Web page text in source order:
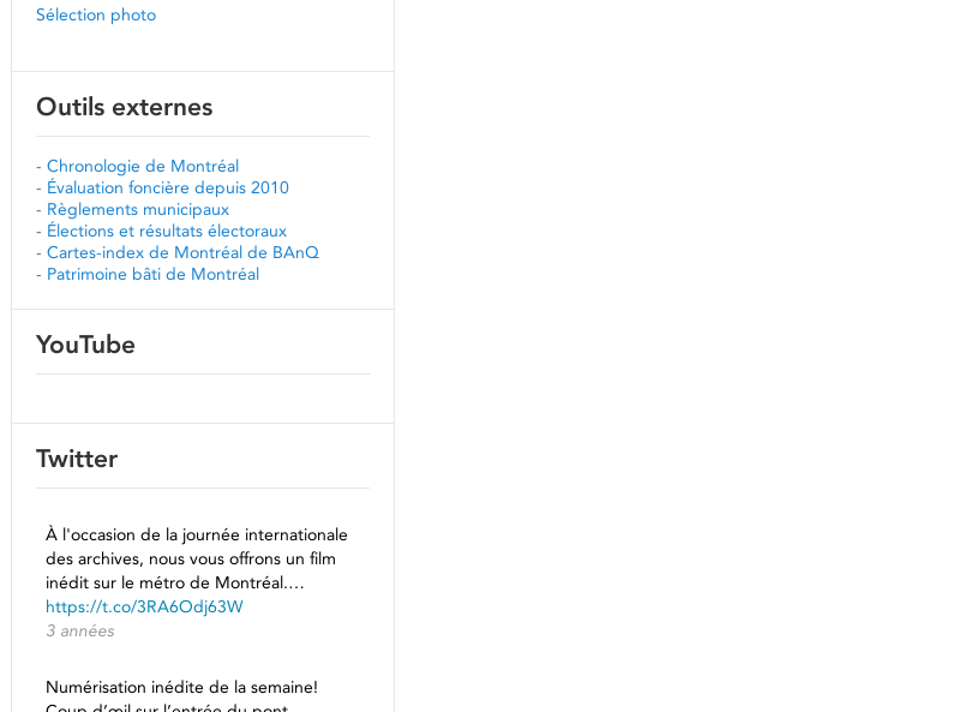
Sélection photo
Outils externes
- Chronologie de Montréal
- Évaluation foncière depuis 2010
- Règlements municipaux
- Élections et résultats électoraux
- Cartes-index de Montréal de BAnQ
- Patrimoine bâti de Montréal
YouTube
Twitter
À l'occasion de la journée internationale
des archives, nous vous offrons un film
inédit sur le métro de Montréal.…
https://t.co/3RA6Odj63W
3 années
Numérisation inédite de la semaine!